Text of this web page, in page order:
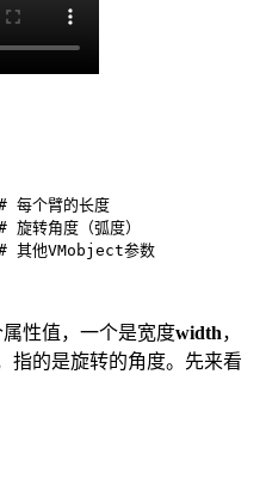
个臂的长度
转角度（弧度）
其他VMobject参数
性值，一个是宽度width，
指的是旋转的角度。先来看